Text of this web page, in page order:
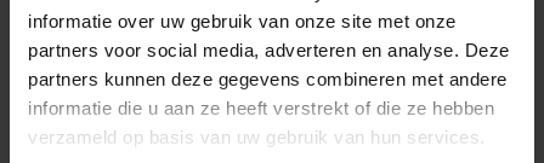
informatie over uw gebruik van onze site met onze
partners voor social media, adverteren en analyse. Deze
partners kunnen deze gegevens combineren met andere
informatie die u aan ze heeft verstrekt of die ze hebben
verzameld op basis van uw gebruik van hun services.
Over Sacha